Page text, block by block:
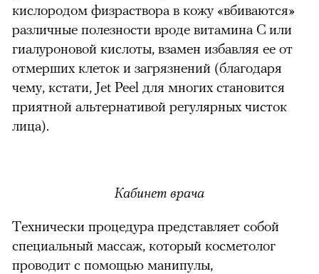
кислородом физраствора в кожу «вбиваются»
различные полезности вроде витамина С или
гиалуроновой кислоты, взамен избавляя ее от
отмерших клеток и загрязнений (благодаря
чему, кстати, Jet Peel для многих становится
приятной альтернативой регулярных чисток
лица).
Кабинет врача
Технически процедура представляет собой
специальный массаж, который косметолог
проводит с помощью манипулы,